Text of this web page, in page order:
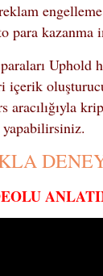
para kazanma
Uphold
aracılığıyla
yapabilirsiniz.